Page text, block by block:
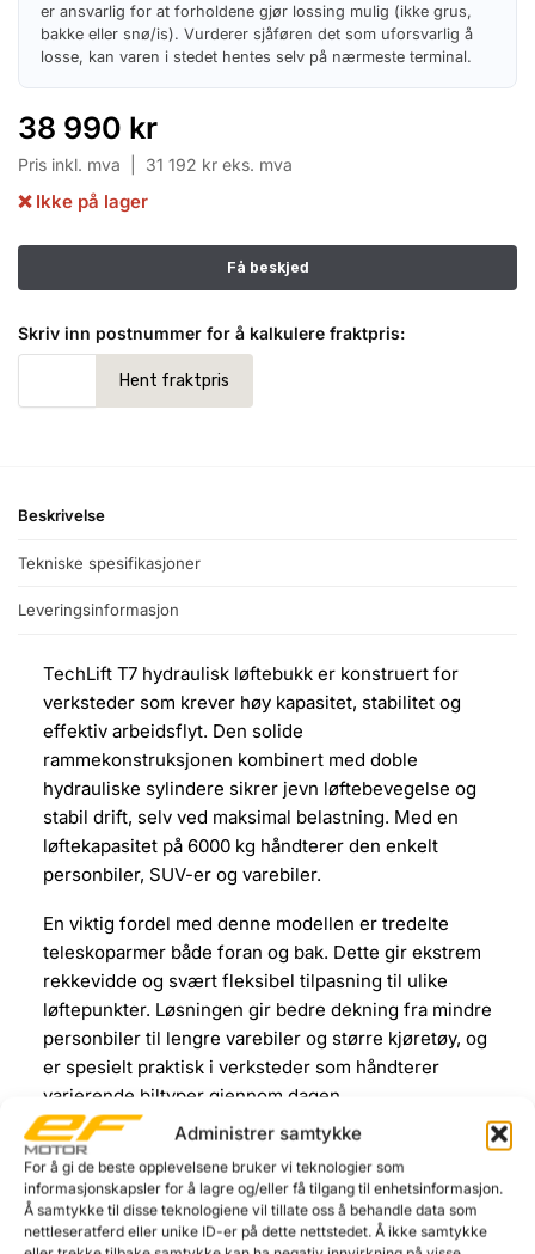
Administrer samtykke
For å gi de beste opplevelsene bruker vi teknologier som
informasjonskapsler for å lagre og/eller få tilgang til enhetsinformasjon.
Å samtykke til disse teknologiene vil tillate oss å behandle data som
nettleseratferd eller unike ID-er på dette nettstedet. Å ikke samtykke
er ansvarlig for at forholdene gjør lossing mulig (ikke grus,
bakke eller snø/is). Vurderer sjåføren det som uforsvarlig å
losse, kan varen i stedet hentes selv på nærmeste terminal.
38 990 kr
Pris inkl. mva | 31 192 kr eks. mva
❌ Ikke på lager
Skriv inn postnummer for å kalkulere fraktpris:
Beskrivelse
Tekniske spesifikasjoner
Leveringsinformasjon
TechLift T7 hydraulisk løftebukk er konstruert for
verksteder som krever høy kapasitet, stabilitet og
effektiv arbeidsflyt. Den solide
rammekonstruksjonen kombinert med doble
hydrauliske sylindere sikrer jevn løftebevegelse og
stabil drift, selv ved maksimal belastning. Med en
løftekapasitet på 6000 kg håndterer den enkelt
personbiler, SUV-er og varebiler.
En viktig fordel med denne modellen er tredelte
teleskoparmer både foran og bak. Dette gir ekstrem
rekkevidde og svært fleksibel tilpasning til ulike
løftepunkter. Løsningen gir bedre dekning fra mindre
personbiler til lengre varebiler og større kjøretøy, og
er spesielt praktisk i verksteder som håndterer
varierende biltyper gjennom dagen.
Den ekstra brede innvendige søyleavstanden på
3300 mm gir god plass rundt kjøretøyet og forbedret
tilgjengelighet under arbeid. Total høyde på 4446
mm og toppskinne gir rom for løft av høyere